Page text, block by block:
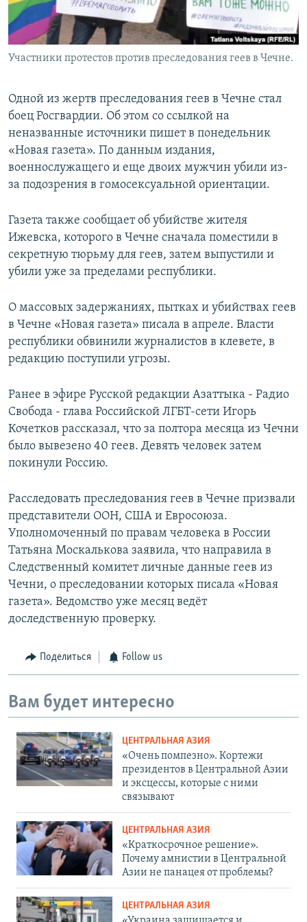
Участники протестов против преследования геев в Чечне.
Одной из жертв преследования геев в Чечне стал
боец Росгвардии. Об этом со ссылкой на
неназванные источники пишет в понедельник
«Новая газета». По данным издания,
военнослужащего и еще двоих мужчин убили из-
за подозрения в гомосексуальной ориентации.
Газета также сообщает об убийстве жителя
Ижевска, которого в Чечне сначала поместили в
секретную тюрьму для геев, затем выпустили и
убили уже за пределами республики.
О массовых задержаниях, пытках и убийствах геев
в Чечне «Новая газета» писала в апреле. Власти
республики обвинили журналистов в клевете, в
редакцию поступили угрозы.
Ранее в эфире Русской редакции Азаттыка - Радио
Свобода - глава Российской ЛГБТ-сети Игорь
Кочетков рассказал, что за полтора месяца из Чечни
было вывезено 40 геев. Девять человек затем
покинули Россию.
Расследовать преследования геев в Чечне призвали
представители ООН, США и Евросоюза.
Уполномоченный по правам человека в России
Татьяна Москалькова заявила, что направила в
Следственный комитет личные данные геев из
Чечни, о преследовании которых писала «Новая
газета». Ведомство уже месяц ведёт
доследственную проверку.
Поделиться Follow us
Вам будет интересно
ЦЕНТРАЛЬНАЯ АЗИЯ
«Очень помпезно». Кортежи
президентов в Центральной Азии
и эксцессы, которые с ними
связывают
ЦЕНТРАЛЬНАЯ АЗИЯ
«Краткосрочное решение».
Почему амнистии в Центральной
Азии не панацея от проблемы?
ЦЕНТРАЛЬНАЯ АЗИЯ